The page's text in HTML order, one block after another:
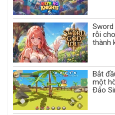
Sword
rỗi
thành
Bắt
một
Đảo